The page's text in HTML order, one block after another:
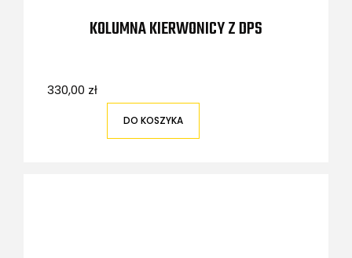
KOLUMNA KIERWONICY Z DPS
330,00 zł
DO KOSZYKA